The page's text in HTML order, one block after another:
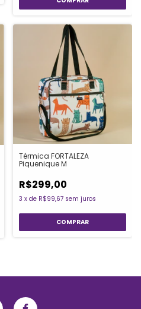
Térmica FORTALEZA
Piquenique M
R$299,00
3 x de R$99,67 sem juros